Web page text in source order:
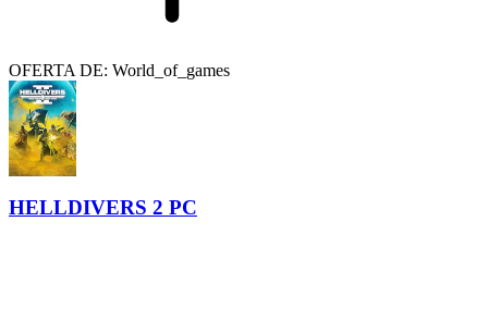
OFERTA DE: World_of_games
HELLDIVERS 2 PC